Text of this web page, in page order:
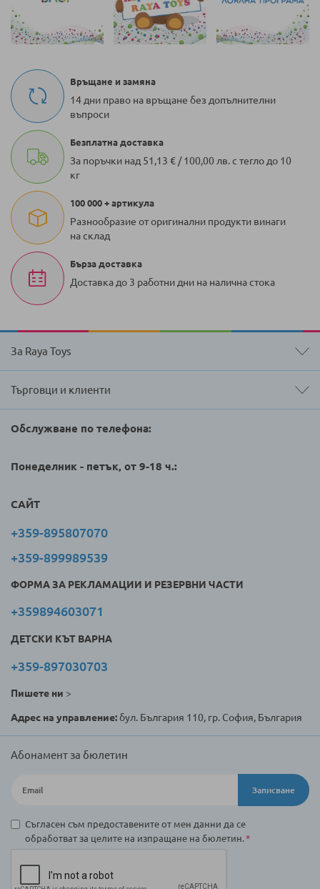
Връщане и замяна
14 дни право на връщане без допълнителни
въпроси
Безплатна доставка
За поръчки над 51,13 € / 100,00 лв. с тегло до 10
кг
100 000 + артикула
Разнообразие от оригинални продукти винаги
на склад
Бърза доставка
Доставка до 3 работни дни на налична стока
За Raya Toys
Търговци и клиенти
Обслужване по телефона:
Понеделник - петък, от 9-18 ч.:
САЙТ
+359-895807070
+359-899989539
ФОРМА ЗА РЕКЛАМАЦИИ И РЕЗЕРВНИ ЧАСТИ
+359894603071
ДЕТСКИ КЪТ ВАРНА
+359-897030703
Пишете ни >
Адрес на управление:бул. България 110, гр. София, България
Абонамент за бюлетин
Записване
Съгласен съм предоставените от мен данни да се
обработват за целите на изпращане на бюлетин.